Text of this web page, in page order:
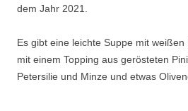
dem Jahr 2021.
Es gibt eine leichte Suppe mit
mit einem Topping aus gerösteten
Petersilie und Minze und etwas